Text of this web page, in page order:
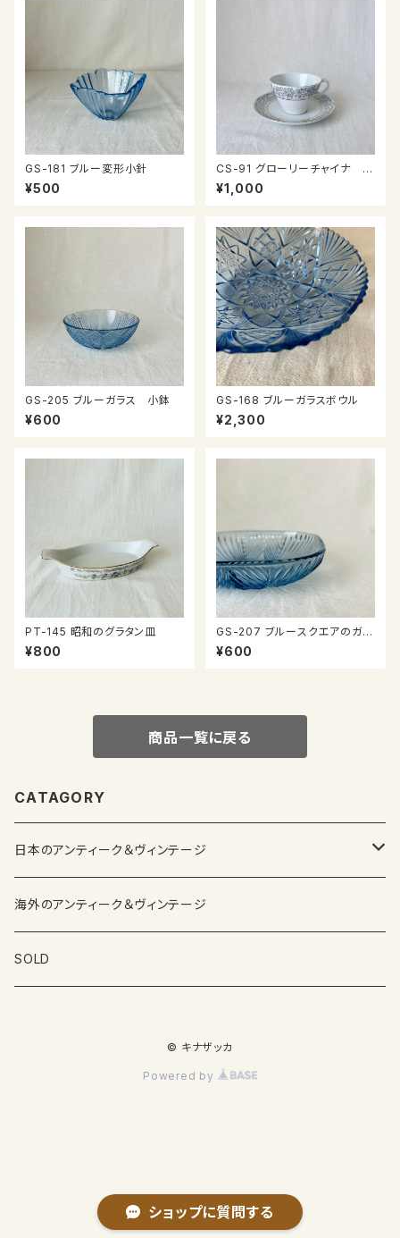
ショップに質問する
GS-181 ブルー変形小針
¥500
CS-91 グローリーチャイナ カ
ップ＆ソーサー
¥1,000
GS-205 ブルーガラス 小鉢
¥600
GS-168 ブルーガラスボウル
¥2,300
PT-145 昭和のグラタン皿
¥800
GS-207 ブルースクエアのガラ
ス器
¥600
商品一覧に戻る
CATAGORY
日本のアンティーク＆ヴィンテージ
カップ＆ソーサー
ガラス製品
海外のアンティーク＆ヴィンテージ
SOLD
© キナザッカ
Powered by